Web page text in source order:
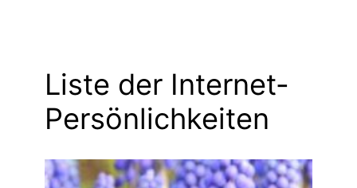
Liste der Internet-
Persönlichkeiten